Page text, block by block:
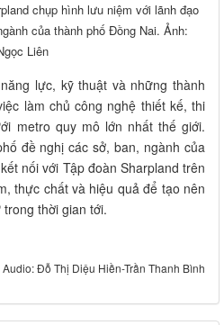
chụp hình lưu niệm với lãnh đạo
của thành phố Đồng Nai. Ảnh:
Liên
lực, kỹ thuật và những thành
làm chủ công nghệ thiết kế, thi
metro quy mô lớn nhất thế giới.
đề nghị các sở, ban, ngành của
nối với Tập đoàn Sharpland trên
thực chất và hiệu quả để tạo nên
thời gian tới.
Audio: Đỗ Thị Diệu Hiền-Trần Thanh Bình